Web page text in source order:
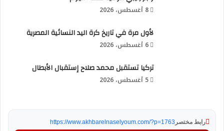
8 أغسطس، 2026
لأول مرة في تاريخ كرة اليد النسائية المصرية
6 أغسطس، 2026
تركيا تستقبل محمد صلاح إستقبال الأبطال
5 أغسطس، 2026
رابط مختصر https://www.akhbarelnaselyoum.com/?p=1763